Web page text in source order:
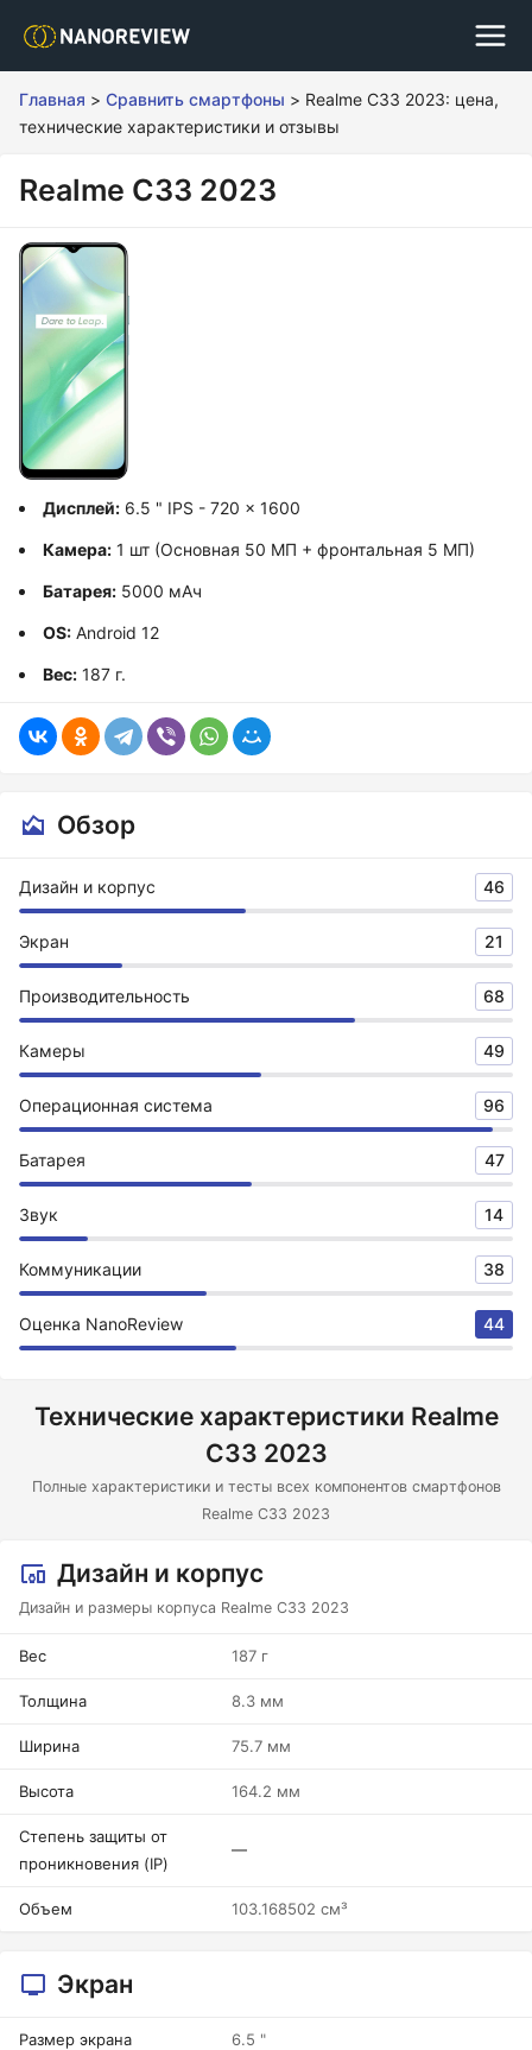
Главная > Сравнить смартфоны > Realme C33 2023: цена,
технические характеристики и отзывы
Realme C33 2023
Дисплей: 6.5 " IPS - 720 x 1600
Камера: 1 шт (Основная 50 МП + фронтальная 5 МП)
Батарея: 5000 мАч
OS: Android 12
Вес: 187 г.
Обзор
Дизайн и корпус 46
Экран 21
Производительность 68
Камеры 49
Операционная система 96
Батарея 47
Звук 14
Коммуникации 38
Оценка NanoReview 44
Технические характеристики Realme
C33 2023
Полные характеристики и тесты всех компонентов смартфонов
Realme C33 2023
Дизайн и корпус
Дизайн и размеры корпуса Realme C33 2023
Вес 187 г
Толщина 8.3 мм
Ширина 75.7 мм
Высота 164.2 мм
Степень защиты от
проникновения (IP)
—
Объем 103.168502 см³
Экран
Размер экрана 6.5 "